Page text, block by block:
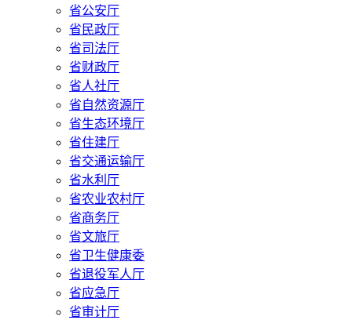
省公安厅
省民政厅
省司法厅
省财政厅
省人社厅
省自然资源厅
省生态环境厅
省住建厅
省交通运输厅
省水利厅
省农业农村厅
省商务厅
省文旅厅
省卫生健康委
省退役军人厅
省应急厅
省审计厅